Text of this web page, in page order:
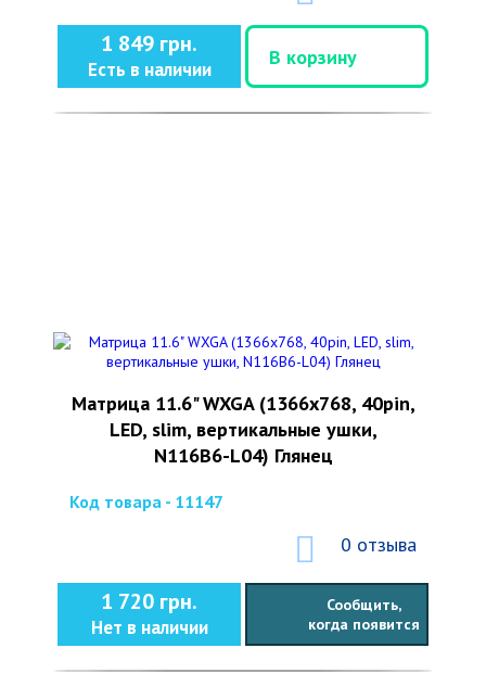
1 849 грн.
Есть в наличии
В корзину
Матрица 11.6" WXGA (1366x768, 40pin,
LED, slim, вертикальные ушки,
N116B6-L04) Глянец
Код товара - 11147
0 отзыва
1 720 грн.
Нет в наличии
Сообщить,
когда появится